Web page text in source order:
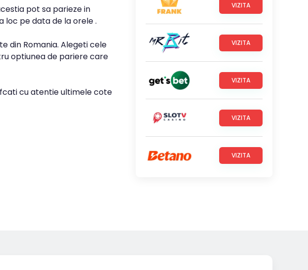
pot sa parieze in
loc pe data de la orele .
din Romania. Alegeti cele
optiunea de pariere care
cu atentie ultimele cote
VIZITA
VIZITA
VIZITA
VIZITA
VIZITA